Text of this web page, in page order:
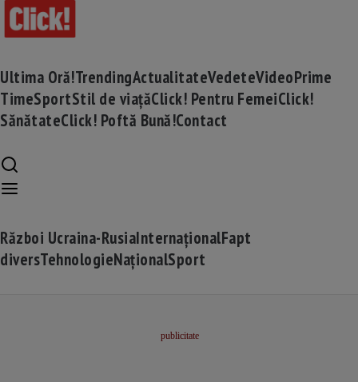
Ultima Oră!TrendingActualitateVedeteVideoPrime
TimeSportStil de viațăClick! Pentru FemeiClick!
SănătateClick! Poftă Bună!Contact
Război Ucraina-RusiaInternaționalFapt
diversTehnologieNaționalSport